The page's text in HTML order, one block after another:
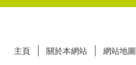
主頁 關於本網站 網站地圖